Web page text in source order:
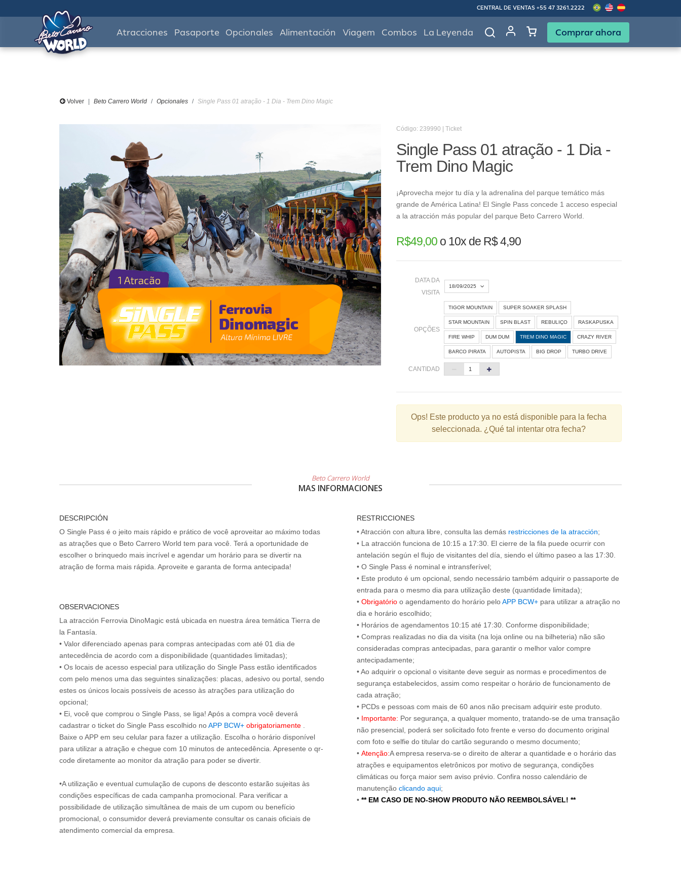
CENTRAL DE VENTAS +55 47 3261.2222
Atracciones Pasaporte Opcionales Alimentación Viagem Combos La Leyenda Comprar ahora
Volver Beto Carrero World Opcionales Single Pass 01 atração - 1 Dia - Trem Dino Magic
Código: 239990 | Ticket
Single Pass 01 atração - 1 Dia -
Trem Dino Magic
¡Aprovecha mejor tu día y la adrenalina del parque temático más
grande de América Latina! El Single Pass concede 1 acceso especial
a la atracción más popular del parque Beto Carrero World.
R$49,00o 10x de R$ 4,90
DATA DA
VISITA
18/09/2025
« Agosto 2026 »
D S Q Q S S
1
24 27 28 29
30 31
OPÇÕES
TIGOR MOUNTAIN SUPER SOAKER SPLASH
STAR MOUNTAIN SPIN BLAST REBULIÇO RASKAPUSKA
FIRE WHIP DUM DUM TREM DINO MAGIC CRAZY RIVER
BARCO PIRATA AUTOPISTA BIG DROP TURBO DRIVE
CANTIDAD
Ops! Este producto ya no está disponible para la fecha
seleccionada. ¿Qué tal intentar otra fecha?
Beto Carrero World
MAS INFORMACIONES
DESCRIPCIÓN
O Single Pass é o jeito mais rápido e prático de você aproveitar ao máximo todas
as atrações que o Beto Carrero World tem para você. Terá a oportunidade de
escolher o brinquedo mais incrível e agendar um horário para se divertir na
atração de forma mais rápida. Aproveite e garanta de forma antecipada!
OBSERVACIONES
La atracción Ferrovia DinoMagic está ubicada en nuestra área temática Tierra de
la Fantasía.
• Valor diferenciado apenas para compras antecipadas com até 01 dia de
antecedência de acordo com a disponibilidade (quantidades limitadas);
• Os locais de acesso especial para utilização do Single Pass estão identificados
com pelo menos uma das seguintes sinalizações: placas, adesivo ou portal, sendo
estes os únicos locais possíveis de acesso às atrações para utilização do
opcional;
• Ei, você que comprou o Single Pass, se liga! Após a compra você deverá
cadastrar o ticket do Single Pass escolhido noAPP BCW+ obrigatoriamente
Baixe o APP em seu celular para fazer a utilização. Escolha o horário disponível
para utilizar a atração e chegue com 10 minutos de antecedência. Apresente o qr-
code diretamente ao monitor da atração para poder se divertir.
•A utilização e eventual cumulação de cupons de desconto estarão sujeitas às
condições específicas de cada campanha promocional. Para verificar a
possibilidade de utilização simultânea de mais de um cupom ou benefício
promocional, o consumidor deverá previamente consultar os canais oficiais de
atendimento comercial da empresa.
RESTRICCIONES
• Atracción con altura libre, consulta las demás restricciones de la atracción;
• La atracción funciona de 10:15 a 17:30. El cierre de la fila puede ocurrir con
antelación según el flujo de visitantes del día, siendo el último paseo a las 17:30.
• O Single Pass é nominal e intransferível;
• Este produto é um opcional, sendo necessário também adquirir o passaporte de
entrada para o mesmo dia para utilização deste (quantidade limitada);
• Obrigatório o agendamento do horário peloAPP BCW+ para utilizar a atração no
dia e horário escolhido;
• Horários de agendamentos 10:15 até 17:30. Conforme disponibilidade;
• Compras realizadas no dia da visita (na loja online ou na bilheteria) não são
consideradas compras antecipadas, para garantir o melhor valor compre
antecipadamente;
• Ao adquirir o opcional o visitante deve seguir as normas e procedimentos de
segurança estabelecidos, assim como respeitar o horário de funcionamento de
cada atração;
• PCDs e pessoas com mais de 60 anos não precisam adquirir este produto.
• Importante: Por segurança, a qualquer momento, tratando-se de uma transação
não presencial, poderá ser solicitado foto frente e verso do documento original
com foto e selfie do titular do cartão segurando o mesmo documento;
• Atenção:A empresa reserva-se o direito de alterar a quantidade e o horário das
atrações e equipamentos eletrônicos por motivo de segurança, condições
climáticas ou força maior sem aviso prévio. Confira nosso calendário de
manutenção clicando aqui;
• ** EM CASO DE NO-SHOW PRODUTO NÃO REEMBOLSÁVEL! **